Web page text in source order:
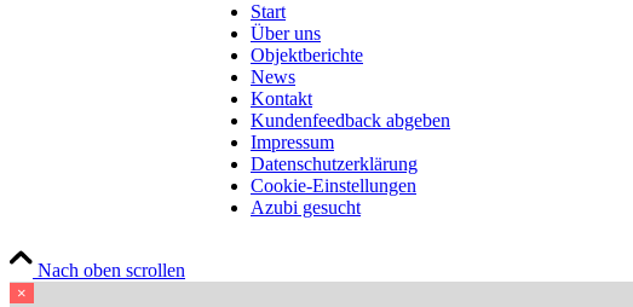
Start
Über uns
Objektberichte
News
Kontakt
Kundenfeedback abgeben
Impressum
Datenschutzerklärung
Cookie-Einstellungen
Azubi gesucht
Nach oben scrollen
×